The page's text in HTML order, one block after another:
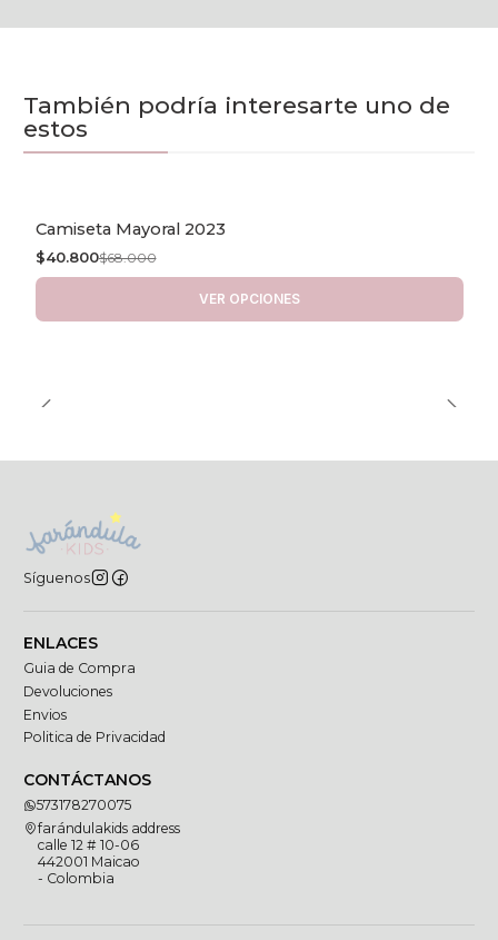
También podría interesarte uno de
estos
-40% OFF
Camiseta Mayoral 2023
$40.800$68.000
VER OPCIONES
Síguenos
ENLACES
Guia de Compra
Devoluciones
Envios
Politica de Privacidad
CONTÁCTANOS
573178270075
farándulakids address
calle 12 # 10-06
442001 Maicao
- Colombia